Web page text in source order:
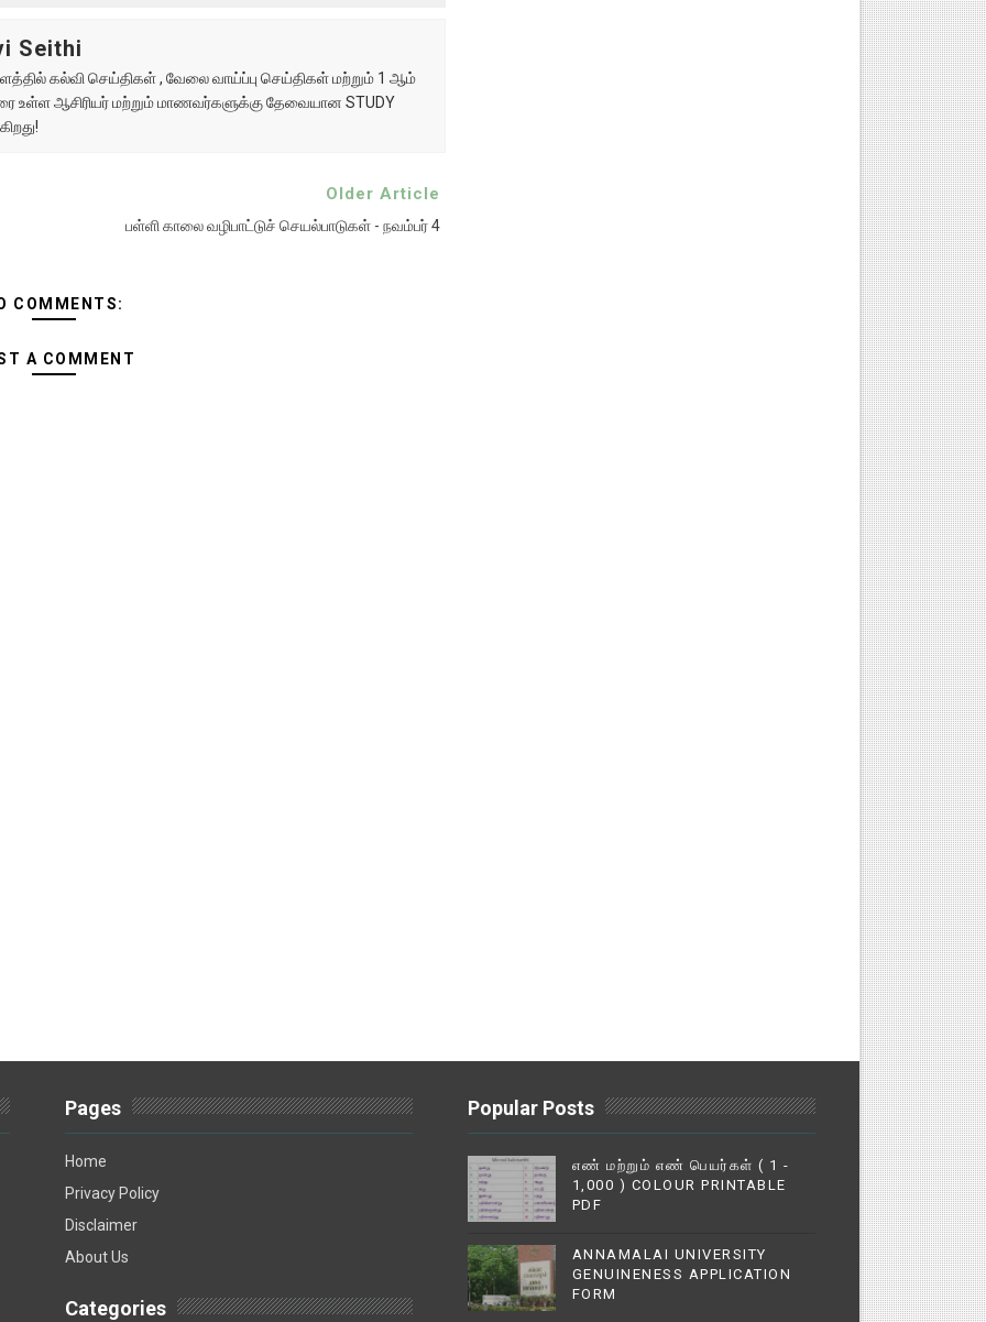
Seithi
கல்வி செய்திகள் , வேலை வாய்ப்பு செய்திகள் மற்றும் 1 ஆம்
உள்ள ஆசிரியர் மற்றும் மாணவர்களுக்கு தேவையான STUDY
Older Article
பள்ளி காலை வழிபாட்டுச் செயல்பாடுகள் - நவம்பர் 4
COMMENTS:
A COMMENT
Pages
Home
Privacy Policy
Disclaimer
About Us
Categories
Popular Posts
எண் மற்றும் எண் பெயர்கள் ( 1 -
1,000 ) COLOUR PRINTABLE
PDF
ANNAMALAI UNIVERSITY
GENUINENESS APPLICATION
FORM